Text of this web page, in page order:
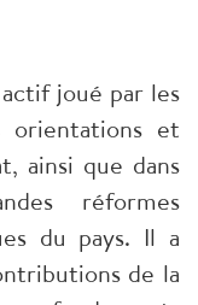
joué par les
orientations et
ainsi que dans
réformes
du pays. Il a
de la